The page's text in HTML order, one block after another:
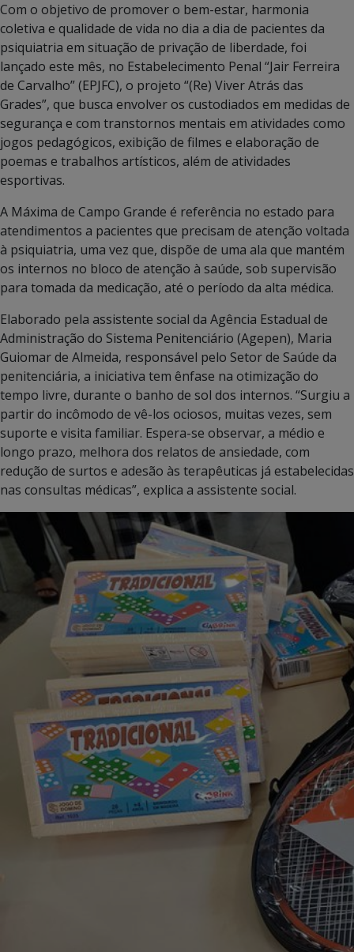
Com o objetivo de promover o bem-estar, harmonia
coletiva e qualidade de vida no dia a dia de pacientes da
psiquiatria em situação de privação de liberdade, foi
lançado este mês, no Estabelecimento Penal “Jair Ferreira
de Carvalho” (EPJFC), o projeto “(Re) Viver Atrás das
Grades”, que busca envolver os custodiados em medidas de
segurança e com transtornos mentais em atividades como
jogos pedagógicos, exibição de filmes e elaboração de
poemas e trabalhos artísticos, além de atividades
esportivas.
A Máxima de Campo Grande é referência no estado para
atendimentos a pacientes que precisam de atenção voltada
à psiquiatria, uma vez que, dispõe de uma ala que mantém
os internos no bloco de atenção à saúde, sob supervisão
para tomada da medicação, até o período da alta médica.
Elaborado pela assistente social da Agência Estadual de
Administração do Sistema Penitenciário (Agepen), Maria
Guiomar de Almeida, responsável pelo Setor de Saúde da
penitenciária, a iniciativa tem ênfase na otimização do
tempo livre, durante o banho de sol dos internos. “Surgiu a
partir do incômodo de vê-los ociosos, muitas vezes, sem
suporte e visita familiar. Espera-se observar, a médio e
longo prazo, melhora dos relatos de ansiedade, com
redução de surtos e adesão às terapêuticas já estabelecidas
nas consultas médicas”, explica a assistente social.